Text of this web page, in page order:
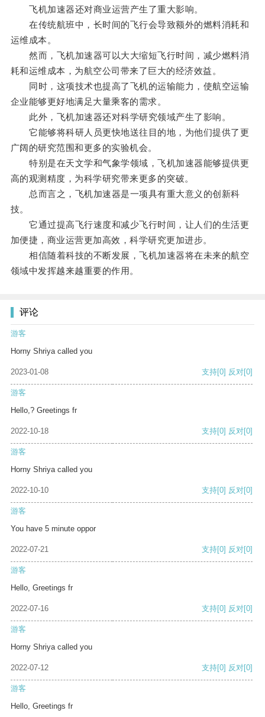
飞机加速器还对商业运营产生了重大影响。
在传统航班中，长时间的飞行会导致额外的燃料消耗和
运维成本。
然而，飞机加速器可以大大缩短飞行时间，减少燃料消
耗和运维成本，为航空公司带来了巨大的经济效益。
同时，这项技术也提高了飞机的运输能力，使航空运输
企业能够更好地满足大量乘客的需求。
此外，飞机加速器还对科学研究领域产生了影响。
它能够将科研人员更快地送往目的地，为他们提供了更
广阔的研究范围和更多的实验机会。
特别是在天文学和气象学领域，飞机加速器能够提供更
高的观测精度，为科学研究带来更多的突破。
总而言之，飞机加速器是一项具有重大意义的创新科
技。
它通过提高飞行速度和减少飞行时间，让人们的生活更
加便捷，商业运营更加高效，科学研究更加进步。
相信随着科技的不断发展，飞机加速器将在未来的航空
领域中发挥越来越重要的作用。
评论
游客
Horny Shriya called you
2023-01-08 支持[0] 反对[0]
游客
Hello,? Greetings fr
2022-10-18 支持[0] 反对[0]
游客
Horny Shriya called you
2022-10-10 支持[0] 反对[0]
游客
You have 5 minute oppor
2022-07-21 支持[0] 反对[0]
游客
Hello, Greetings fr
2022-07-16 支持[0] 反对[0]
游客
Horny Shriya called you
2022-07-12 支持[0] 反对[0]
游客
Hello, Greetings fr